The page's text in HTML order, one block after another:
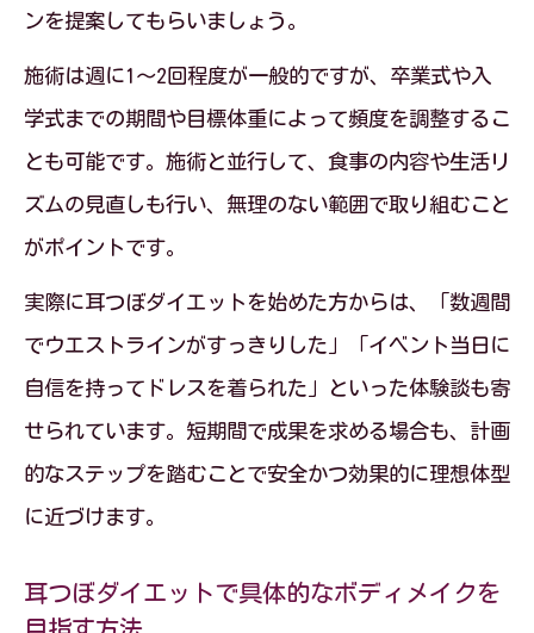
ンを提案してもらいましょう。
施術は週に1〜2回程度が一般的ですが、卒業式や入
学式までの期間や目標体重によって頻度を調整するこ
とも可能です。施術と並行して、食事の内容や生活リ
ズムの見直しも行い、無理のない範囲で取り組むこと
がポイントです。
実際に耳つぼダイエットを始めた方からは、「数週間
でウエストラインがすっきりした」「イベント当日に
自信を持ってドレスを着られた」といった体験談も寄
せられています。短期間で成果を求める場合も、計画
的なステップを踏むことで安全かつ効果的に理想体型
に近づけます。
耳つぼダイエットで具体的なボディメイクを
目指す方法